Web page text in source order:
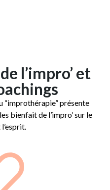
l’impro’ et
“improthérapie” présente
bienfait de l’impro’ sur le